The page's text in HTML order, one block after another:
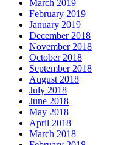
March 2019
February 2019
January 2019
December 2018
November 2018
October 2018
September 2018
August 2018
July 2018
June 2018
May 2018
April 2018
March 2018